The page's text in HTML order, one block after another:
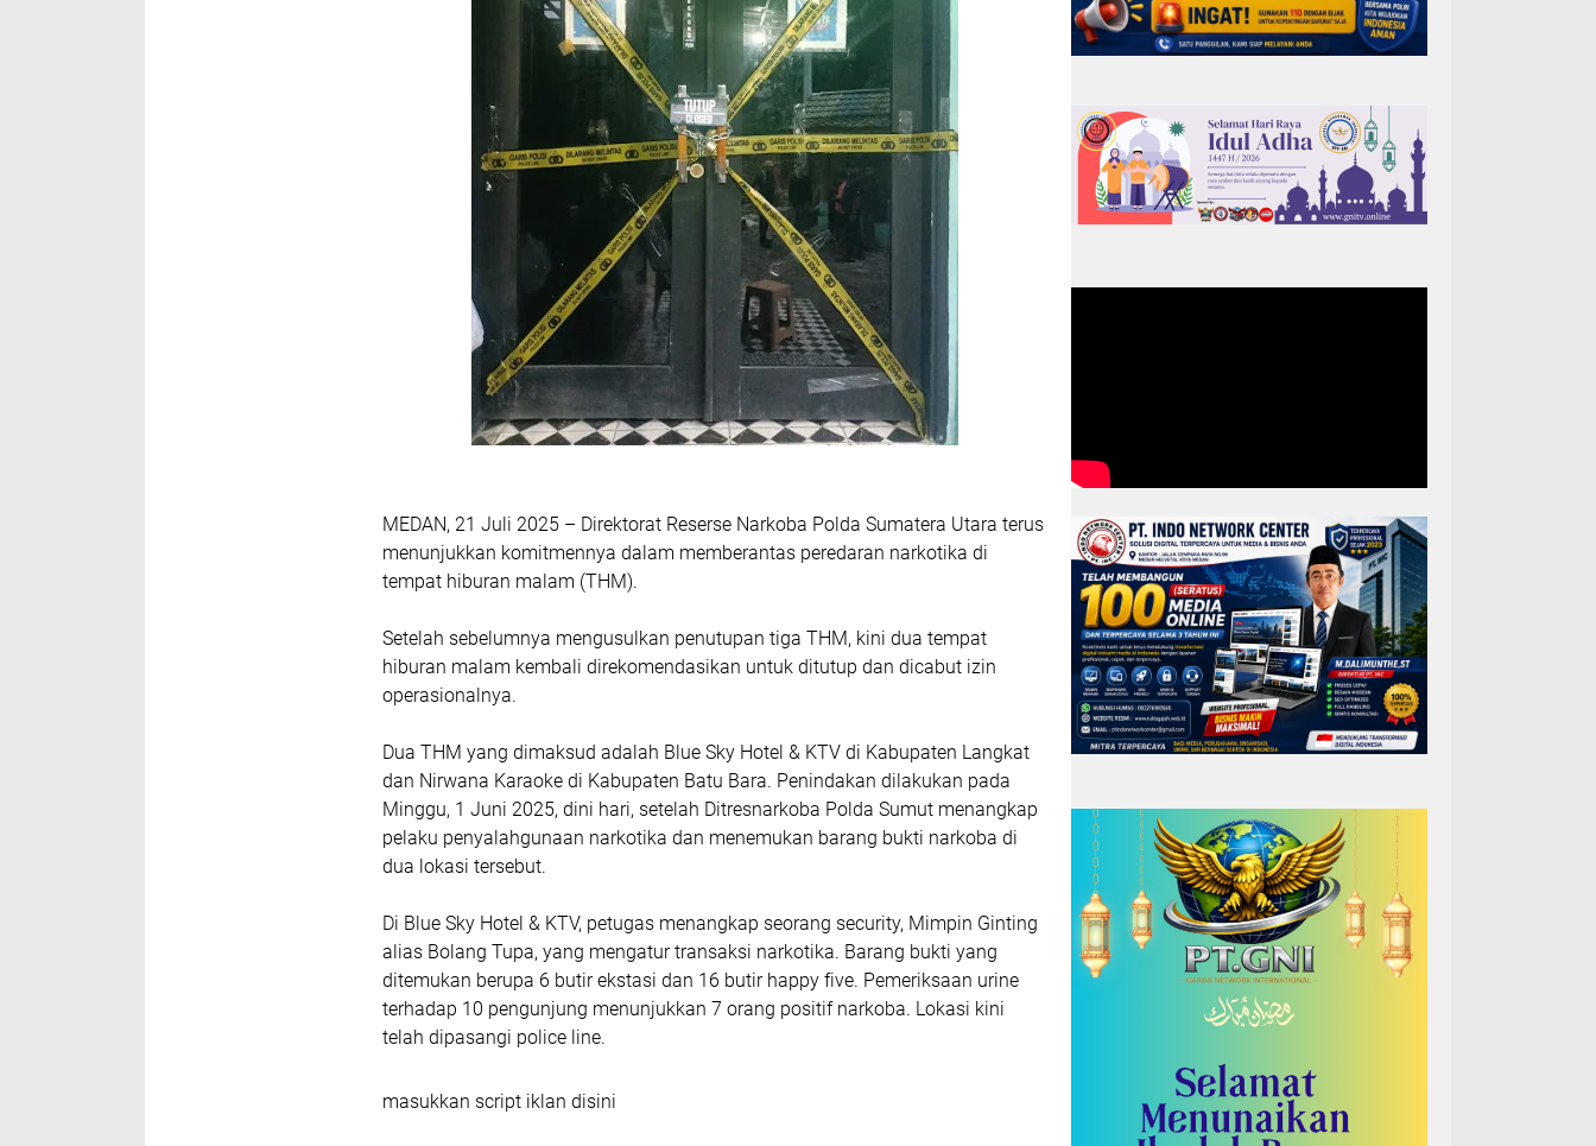
MEDAN, 21 Juli 2025 – Direktorat Reserse Narkoba Polda Sumatera Utara terus
menunjukkan komitmennya dalam memberantas peredaran narkotika di
tempat hiburan malam (THM).
Setelah sebelumnya mengusulkan penutupan tiga THM, kini dua tempat
hiburan malam kembali direkomendasikan untuk ditutup dan dicabut izin
operasionalnya.
Dua THM yang dimaksud adalah Blue Sky Hotel & KTV di Kabupaten Langkat
dan Nirwana Karaoke di Kabupaten Batu Bara. Penindakan dilakukan pada
Minggu, 1 Juni 2025, dini hari, setelah Ditresnarkoba Polda Sumut menangkap
pelaku penyalahgunaan narkotika dan menemukan barang bukti narkoba di
dua lokasi tersebut.
Di Blue Sky Hotel & KTV, petugas menangkap seorang security, Mimpin Ginting
alias Bolang Tupa, yang mengatur transaksi narkotika. Barang bukti yang
ditemukan berupa 6 butir ekstasi dan 16 butir happy five. Pemeriksaan urine
terhadap 10 pengunjung menunjukkan 7 orang positif narkoba. Lokasi kini
telah dipasangi police line.
masukkan script iklan disini